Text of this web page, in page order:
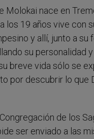
Molokai nace en
los 19 años vive con
y allí, junto a su
su personalidad
breve vida sólo se
por descubrir lo que
de los
ser enviado a las